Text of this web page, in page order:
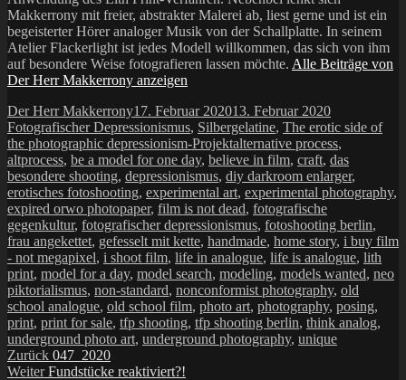
Makkerrony mit freier, abstrakter Malerei ab, liest gerne und ist ein
begeisterter Hörer analoger Musik von der Schallplatte. In seinem
Atelier Flackerlight ist jedes Modell willkommen, das sich von ihm
auf besondere Weise fotografieren lassen möchte. Alle Beiträge von
Der Herr Makkerrony anzeigen
Autor
Der Herr MakkerronyVeröffentlicht
am
17. Februar 202013. Februar 2020Kategorien
Fotografischer Depressionismus, Silbergelatine, The erotic side of
the photographic depressionism-ProjektSchlagwörter
alternative process,
altprocess, be a model for one day, believe in film, craft, das
besondere shooting, depressionismus, diy darkroom enlarger,
erotisches fotoshooting, experimental art, experimental photography,
expired orwo photopaper, film is not dead, fotografische
gegenkultur, fotografischer depressionismus, fotoshooting berlin,
frau angekettet, gefesselt mit kette, handmade, home story, i buy film
- not megapixel, i shoot film, life in analogue, life is analogue, lith
print, model for a day, model search, modeling, models wanted, neo
piktorialismus, non-standard, nonconformist photography, old
school analogue, old school film, photo art, photography, posing,
print, print for sale, tfp shooting, tfp shooting berlin, think analog,
underground photo art, underground photography, unique
Beitragsnavigation
Zurück Vorheriger
Beitrag:
047_2020
Weiter Nächster
Fundstücke reaktiviert?!